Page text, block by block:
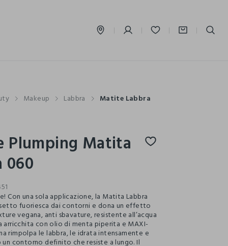
Makeup Labbra Matite Labbra
Plumping Matita
060
Con una sola applicazione, la Matita Labbra
fuoriesca dai contorni e dona un effetto
vegana, anti sbavature, resistente all’acqua
arricchita con olio di menta piperita e MAXI-
rimpolpa le labbra, le idrata intensamente e
contorno definito che resiste a lungo. Il